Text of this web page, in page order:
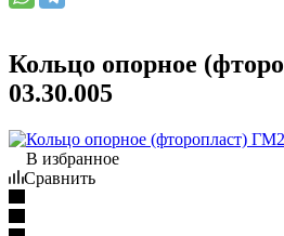
Кольцо опорное
03.30.005
В избранное
Сравнить